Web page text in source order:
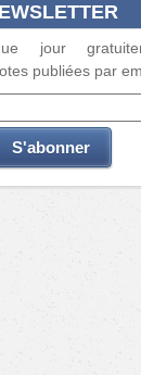
jour
publiées par